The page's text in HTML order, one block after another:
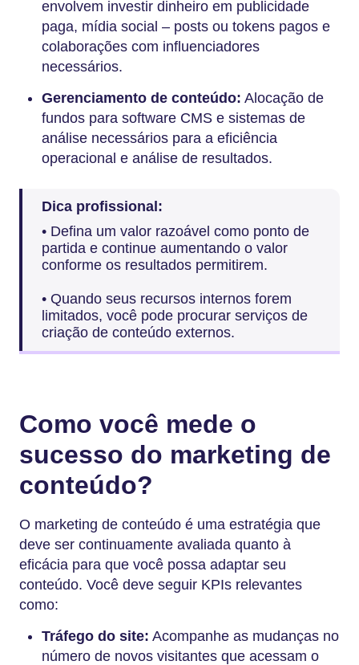
envolvem investir dinheiro em publicidade
paga, mídia social – posts ou tokens pagos e
colaborações com influenciadores
necessários.
Gerenciamento de conteúdo: Alocação de
fundos para software CMS e sistemas de
análise necessários para a eficiência
operacional e análise de resultados.
Dica profissional:
• Defina um valor razoável como ponto de
partida e continue aumentando o valor
conforme os resultados permitirem.
• Quando seus recursos internos forem
limitados, você pode procurar serviços de
criação de conteúdo externos.
Como você mede o
sucesso do marketing de
conteúdo?
O marketing de conteúdo é uma estratégia que
deve ser continuamente avaliada quanto à
eficácia para que você possa adaptar seu
conteúdo. Você deve seguir KPIs relevantes
como:
Tráfego do site: Acompanhe as mudanças no
número de novos visitantes que acessam o